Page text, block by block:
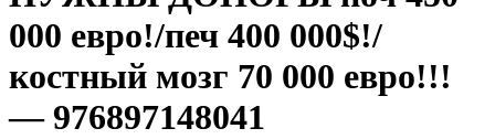
000 евро!/печ 400 000$!/
костный мозг 70 000 евро!!!
— 976897148041